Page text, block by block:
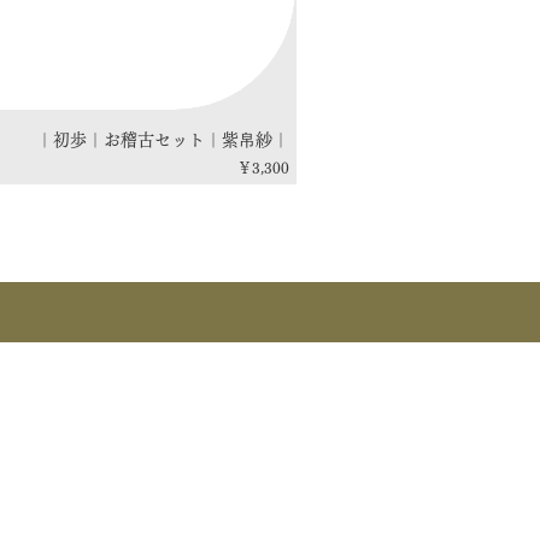
｜初歩｜お稽古セット｜紫帛紗｜
価格
￥3,300